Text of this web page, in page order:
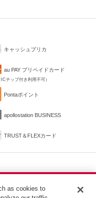
キャッシュプリカ
au PAY プリペイドカード
ICチップ付き利用不可）
Pontaポイント
apollostation BUSINESS
TRUST＆FLEXカード
as cookies to